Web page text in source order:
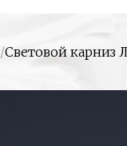
/Световой карниз